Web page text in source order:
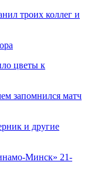
троих коллег и
цветы к
запомнился матч
и другие
Минск» 21-